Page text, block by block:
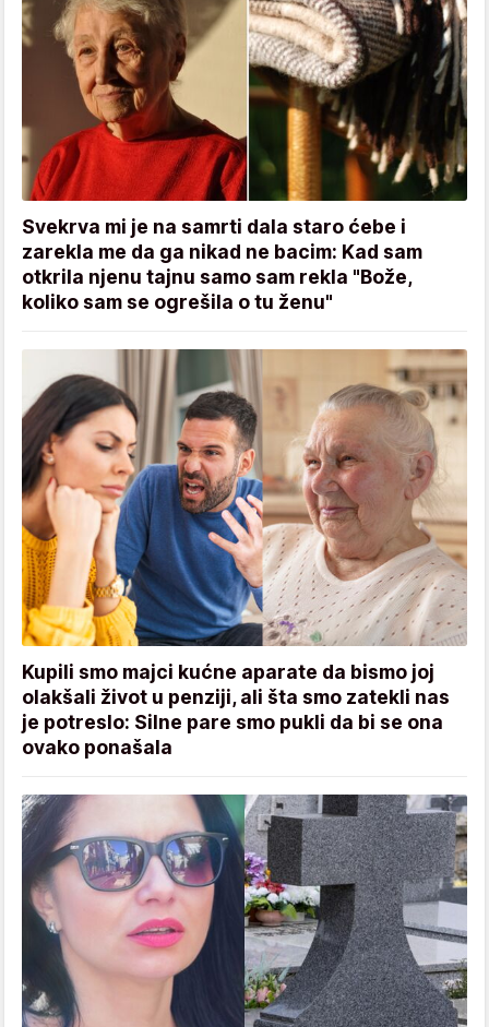
Svekrva mi je na samrti dala staro ćebe i
zarekla me da ga nikad ne bacim: Kad sam
otkrila njenu tajnu samo sam rekla "Bože,
koliko sam se ogrešila o tu ženu"
Kupili smo majci kućne aparate da bismo joj
olakšali život u penziji, ali šta smo zatekli nas
je potreslo: Silne pare smo pukli da bi se ona
ovako ponašala